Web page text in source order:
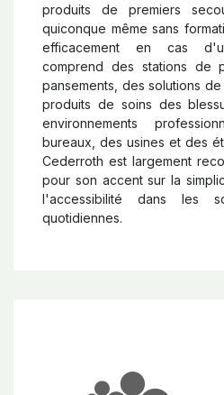
produits de premiers
quiconque même sans
efficacement en cas
comprend des stations de
pansements, des solutions
produits de soins des
environnements
bureaux, des usines et des
Cederroth est largement
pour son accent sur la
l'accessibilité dans les
quotidiennes.